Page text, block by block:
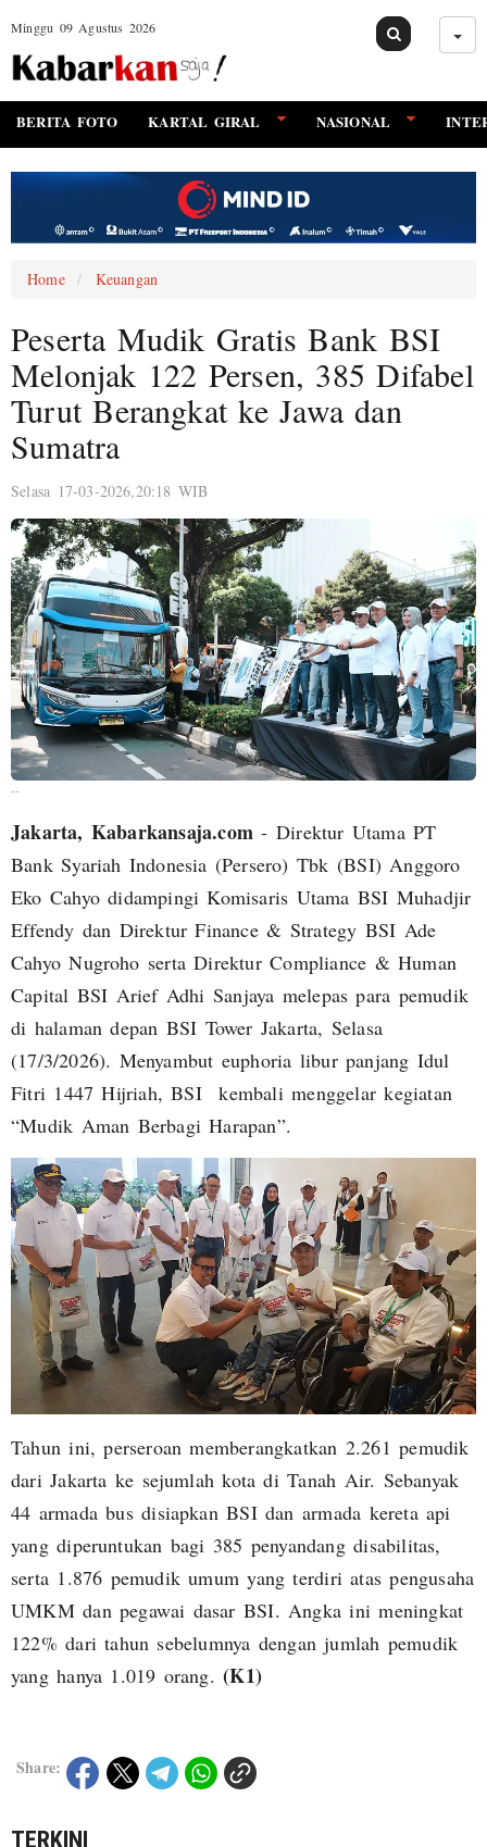
Minggu 09 Agustus 2026
BERITA FOTO KARTAL GIRAL NASIONAL
Home Keuangan
Peserta Mudik Gratis Bank BSI
Melonjak 122 Persen, 385 Difabel
Turut Berangkat ke Jawa dan
Sumatra
Selasa 17-03-2026,20:18 WIB
--
Jakarta, Kabarkansaja.com - Direktur Utama PT
Bank Syariah Indonesia (Persero) Tbk (BSI) Anggoro
Eko Cahyo didampingi Komisaris Utama BSI Muhadjir
Effendy dan Direktur Finance & Strategy BSI Ade
Cahyo Nugroho serta Direktur Compliance & Human
Capital BSI Arief Adhi Sanjaya melepas para pemudik
di halaman depan BSI Tower Jakarta, Selasa
(17/3/2026). Menyambut euphoria libur panjang Idul
Fitri 1447 Hijriah, BSI kembali menggelar kegiatan
“Mudik Aman Berbagi Harapan”.
Tahun ini, perseroan memberangkatkan 2.261 pemudik
dari Jakarta ke sejumlah kota di Tanah Air. Sebanyak
44 armada bus disiapkan BSI dan armada kereta api
yang diperuntukan bagi 385 penyandang disabilitas,
serta 1.876 pemudik umum yang terdiri atas pengusaha
UMKM dan pegawai dasar BSI. Angka ini meningkat
122% dari tahun sebelumnya dengan jumlah pemudik
yang hanya 1.019 orang.(K1)
Share:
TERKINI